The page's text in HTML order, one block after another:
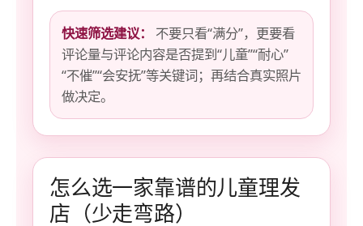
快速筛选建议：
不要只看“满分”，更要看
评论量与评论内容是否提到“儿童”“耐心”
“不催”“会安抚”等关键词；再结合真实照片
做决定。
怎么选一家靠谱的儿童理发
店（少走弯路）